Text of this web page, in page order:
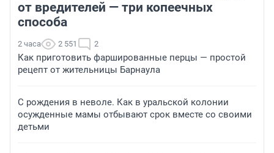
от вредителей — три копеечных
способа
2 часа 2 551 2
Как приготовить фаршированные перцы — простой
рецепт от жительницы Барнаула
С рождения в неволе. Как в уральской колонии
осужденные мамы отбывают срок вместе со своими
детьми